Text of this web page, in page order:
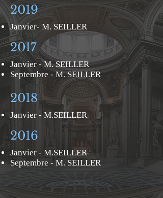
2019
Janvier- M. SEILLER
2017
Janvier - M. SEILLER
Septembre - M. SEILLER
2018
Janvier - M.SEILLER
2016
Janvier - M.SEILLER
Septembre - M. SEILLER
CONTACTS